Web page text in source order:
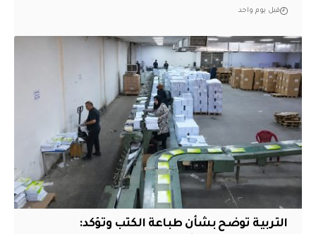
قبل يوم واحد
التربية توضح بشأن طباعة الكتب وتؤكد: